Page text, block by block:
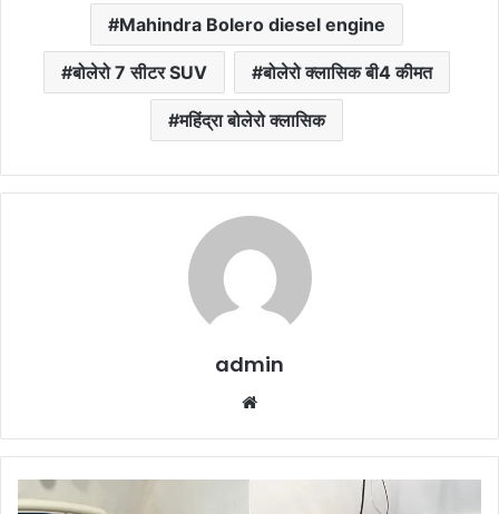
Mahindra Bolero diesel engine
बोलेरो 7 सीटर SUV बोलेरो क्लासिक बी4 कीमत
महिंद्रा बोलेरो क्लासिक
admin
Shivrinarayan